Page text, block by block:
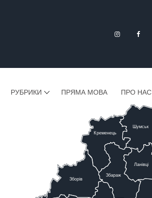
РУБРИКИ ПРЯМА МОВА ПРО НАС
Ланівці
Збараж
Шумськ
Кременець
Зборів